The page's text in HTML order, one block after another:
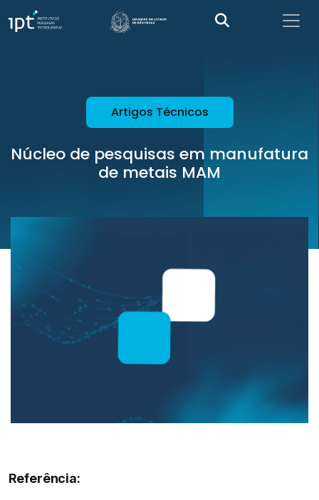
Artigos Técnicos
Núcleo de pesquisas em manufatura
de metais MAM
Referência: